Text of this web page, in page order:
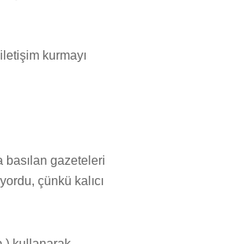
kurmayı
basılan gazeteleri
çünkü kalıcı